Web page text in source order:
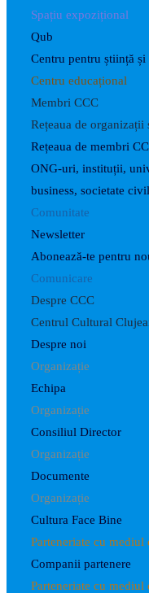
Spațiu expozițional
Qub
Centru pentru știință
Centru educațional
Membri CCC
Rețeaua de
Rețeaua de membri
ONG-uri, instituții,
business, societate
Comunitate
Newsletter
Abonează-te pentru
Comunicare
Despre CCC
Centrul Cultural
Despre noi
Organizație
Echipa
Organizație
Consiliul Director
Organizație
Documente
Organizație
Cultura Face Bine
Parteneriate cu mediul
Companii partenere
Parteneriate cu mediul